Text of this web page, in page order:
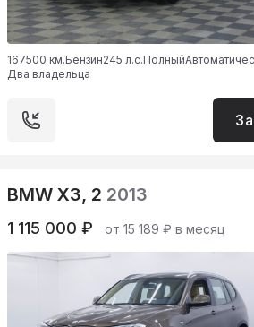
167500 км.Бензин245 л.с.Полный
Два владельца
BMW X3, 2 2013
1 115 000 ₽ от 15 189 ₽ в месяц